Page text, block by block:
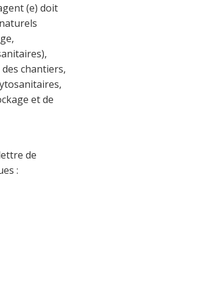
(e) doit
chantiers,
et de
de
: